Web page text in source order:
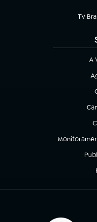
TV
(abre
A
(abre em